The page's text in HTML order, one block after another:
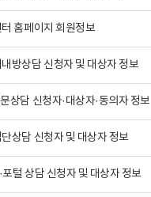
홈페이지 회원정보
방상담 신청자 및 대상자 정보
상담 신청자·대상자·동의자 정보
상담 신청자 및 대상자 정보
털 상담 신청자 및 대상자 정보